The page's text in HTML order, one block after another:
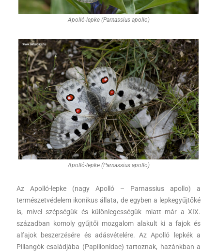
Apolló-lepke (Parnassius apollo)
Apolló-lepke (Parnassius apollo)
Az Apolló-lepke (nagy Apolló – Parnassius apollo) a
természetvédelem ikonikus állata, de egyben a lepkegyűjtőké
is, mivel szépségük és különlegességük miatt már a XIX.
században komoly gyűjtői mozgalom alakult ki a fajok és
alfajok beszerzésére és adásvételére. Az Apolló lepkék a
Pillangók családjába (Papilionidae) tartoznak, hazánkban a